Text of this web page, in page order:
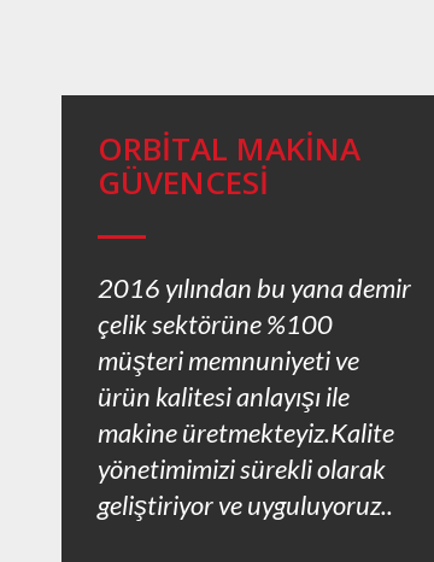
ORBITAL MAKINA
GÜVENCESI
2016 yılından bu yana demir
çelik sektörüne %100
müşteri memnuniyeti ve
ürün kalitesi anlayışı ile
makine üretmekteyiz.Kalite
yönetimimizi sürekli olarak
geliştiriyor ve uyguluyoruz..